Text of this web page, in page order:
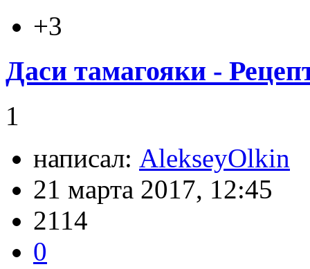
+3
Даси тамагояки -
1
написал: AlekseyOlkin
21 марта 2017, 12:45
2114
0